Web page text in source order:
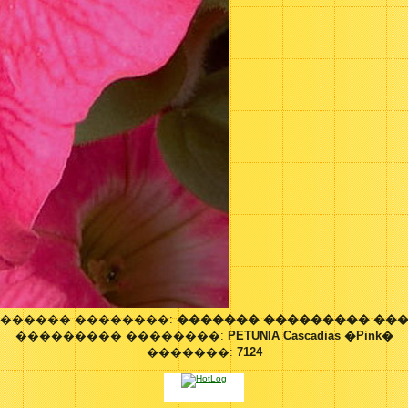
��������:������� ���������
��������� ��������: PETUNIA Cascadias �Pink�
�������: 7124